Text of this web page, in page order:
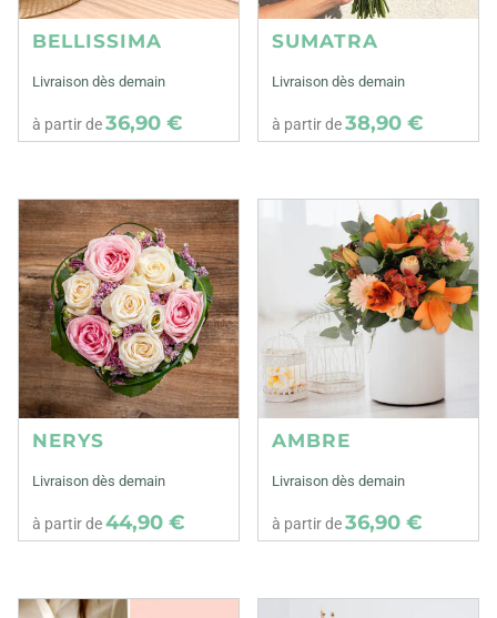
BELLISSIMA
Livraison dès demain
à partir de36,90 €
SUMATRA
Livraison dès demain
à partir de38,90 €
NERYS
Livraison dès demain
à partir de44,90 €
AMBRE
Livraison dès demain
à partir de36,90 €